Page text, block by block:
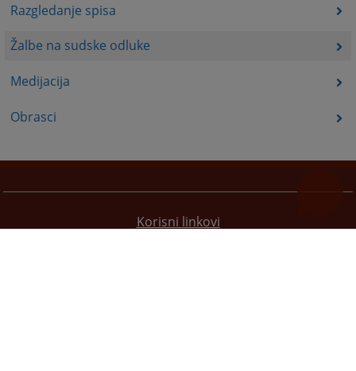
Razgledanje spisa
Žalbe na sudske odluke
Medijacija
Obrasci
Korisni linkovi